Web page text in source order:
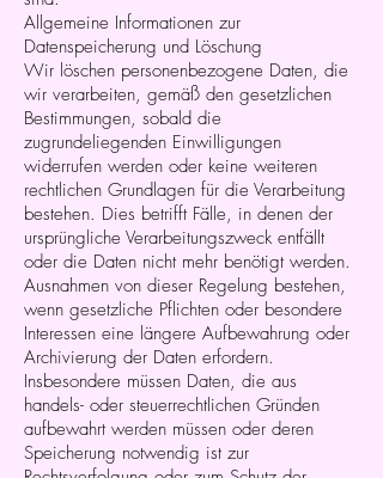
Allgemeine Informationen zur
Datenspeicherung und Löschung
Wir löschen personenbezogene Daten, die
wir verarbeiten, gemäß den gesetzlichen
Bestimmungen, sobald die
zugrundeliegenden Einwilligungen
widerrufen werden oder keine weiteren
rechtlichen Grundlagen für die Verarbeitung
bestehen. Dies betrifft Fälle, in denen der
ursprüngliche Verarbeitungszweck entfällt
oder die Daten nicht mehr benötigt werden.
Ausnahmen von dieser Regelung bestehen,
wenn gesetzliche Pflichten oder besondere
Interessen eine längere Aufbewahrung oder
Archivierung der Daten erfordern.
Insbesondere müssen Daten, die aus
handels- oder steuerrechtlichen Gründen
aufbewahrt werden müssen oder deren
Speicherung notwendig ist zur